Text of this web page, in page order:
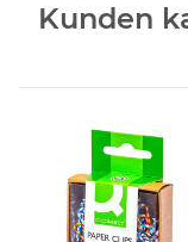
Kunden